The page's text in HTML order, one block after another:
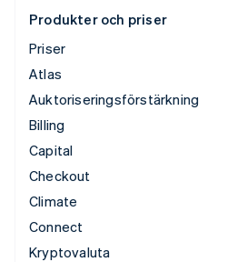
Produkter och priser
Priser
Atlas
Auktoriseringsförstärkning
Billing
Capital
Checkout
Climate
Connect
Kryptovaluta